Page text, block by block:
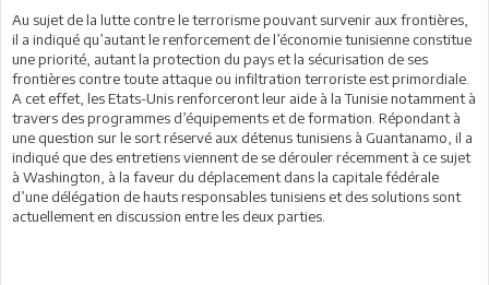
Au sujet de la lutte contre le terrorisme pouvant survenir aux frontières,
il a indiqué qu’autant le renforcement de l’économie tunisienne constitue
une priorité, autant la protection du pays et la sécurisation de ses
frontières contre toute attaque ou infiltration terroriste est primordiale.
A cet effet, les Etats-Unis renforceront leur aide à la Tunisie notamment à
travers des programmes d’équipements et de formation. Répondant à
une question sur le sort réservé aux détenus tunisiens à Guantanamo, il a
indiqué que des entretiens viennent de se dérouler récemment à ce sujet
à Washington, à la faveur du déplacement dans la capitale fédérale
d’une délégation de hauts responsables tunisiens et des solutions sont
actuellement en discussion entre les deux parties.